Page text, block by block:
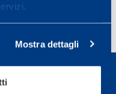
Mostra dettagli
Page
24 Page
25 »Next